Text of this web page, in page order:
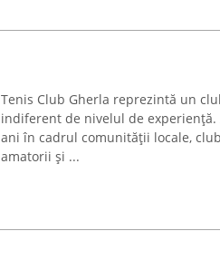
Tenis Club Gherla reprezintă un
indiferent de nivelul de experiență.
ani în cadrul comunității locale,
amatorii și ...